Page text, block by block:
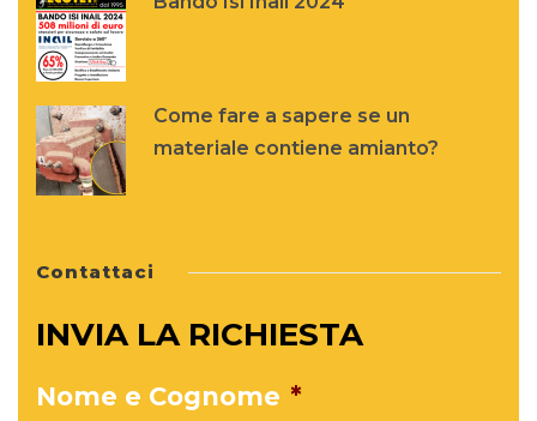
Come fare a sapere se un
materiale contiene amianto?
Contattaci
INVIA LA RICHIESTA
Nome e Cognome *